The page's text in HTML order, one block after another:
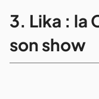
3. Lika : la
son show